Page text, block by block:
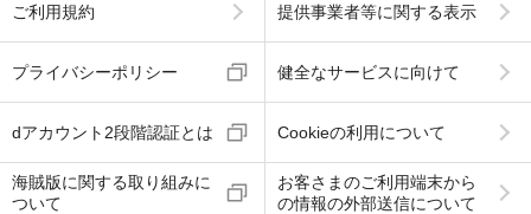
ご利用規約 提供事業者等に関する表示
プライバシーポリシー 健全なサービスに向けて
dアカウント2段階認証とは Cookieの利用について
海賊版に関する取り組みに
ついて
お客さまのご利用端末から
の情報の外部送信について